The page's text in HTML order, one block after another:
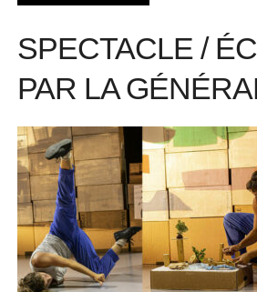
SPECTACLE /
PAR LA